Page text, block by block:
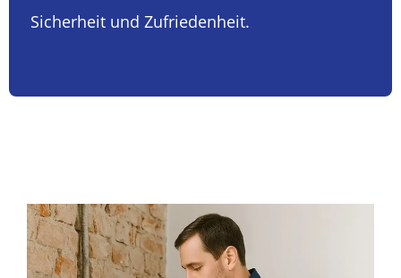
Sicherheit und Zufriedenheit.